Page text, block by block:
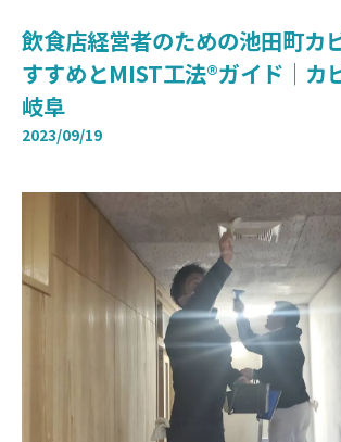
飲食店経営者のための池田町カ
すすめとMIST工法®ガイド｜カ
岐阜
2023/09/19